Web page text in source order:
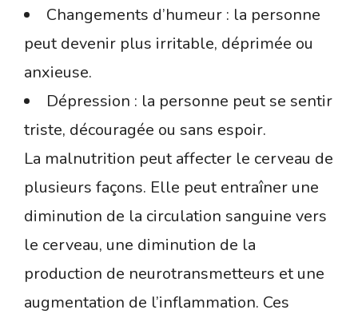
Changements d’humeur : la personne
peut devenir plus irritable, déprimée ou
anxieuse.
Dépression : la personne peut se sentir
triste, découragée ou sans espoir.
La malnutrition peut affecter le cerveau de
plusieurs façons. Elle peut entraîner une
diminution de la circulation sanguine vers
le cerveau, une diminution de la
production de neurotransmetteurs et une
augmentation de l’inflammation. Ces